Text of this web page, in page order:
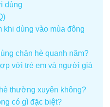
dùng
khi dùng vào mùa đông
chăn hè quanh năm?
với trẻ em và người già
thường xuyên không?
có gì đặc biệt?